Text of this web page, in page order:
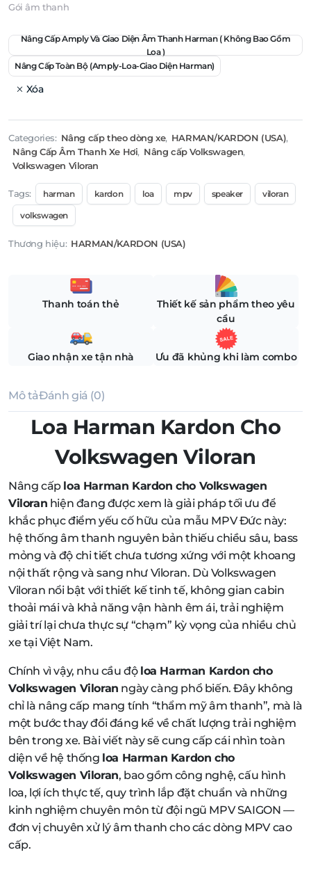
từ
25.000.000 ₫
đến
46.000.000 ₫
Gói âm thanh
Nâng Cấp Amply Và Giao Diện Âm Thanh Harman ( Không Bao Gồm
Loa )
Nâng Cấp Toàn Bộ (amply-Loa-Giao Diện Harman)
Xóa
Categories: Nâng cấp theo dòng xe, HARMAN/KARDON (USA),
Nâng Cấp Âm Thanh Xe Hơi, Nâng cấp Volkswagen,
Volkswagen Viloran
Tags: harman kardon loa mpv speaker viloran
volkswagen
Thương hiệu: HARMAN/KARDON (USA)
Thanh toán thẻ
Thiết kế sản phẩm theo yêu
cầu
Giao nhận xe tận nhà Ưu đã khủng khi làm combo
Mô tảĐánh giá (0)
Loa Harman Kardon Cho
Volkswagen Viloran
Nâng cấp loa Harman Kardon cho Volkswagen
Viloran hiện đang được xem là giải pháp tối ưu để
khắc phục điểm yếu cố hữu của mẫu MPV Đức này:
hệ thống âm thanh nguyên bản thiếu chiều sâu, bass
mỏng và độ chi tiết chưa tương xứng với một khoang
nội thất rộng và sang như Viloran. Dù Volkswagen
Viloran nổi bật với thiết kế tinh tế, không gian cabin
thoải mái và khả năng vận hành êm ái, trải nghiệm
giải trí lại chưa thực sự “chạm” kỳ vọng của nhiều chủ
xe tại Việt Nam.
Chính vì vậy, nhu cầu độ loa Harman Kardon cho
Volkswagen Viloran ngày càng phổ biến. Đây không
chỉ là nâng cấp mang tính “thẩm mỹ âm thanh”, mà là
một bước thay đổi đáng kể về chất lượng trải nghiệm
bên trong xe. Bài viết này sẽ cung cấp cái nhìn toàn
diện về hệ thống loa Harman Kardon cho
Volkswagen Viloran, bao gồm công nghệ, cấu hình
loa, lợi ích thực tế, quy trình lắp đặt chuẩn và những
kinh nghiệm chuyên môn từ đội ngũ MPV SAIGON —
đơn vị chuyên xử lý âm thanh cho các dòng MPV cao
cấp.